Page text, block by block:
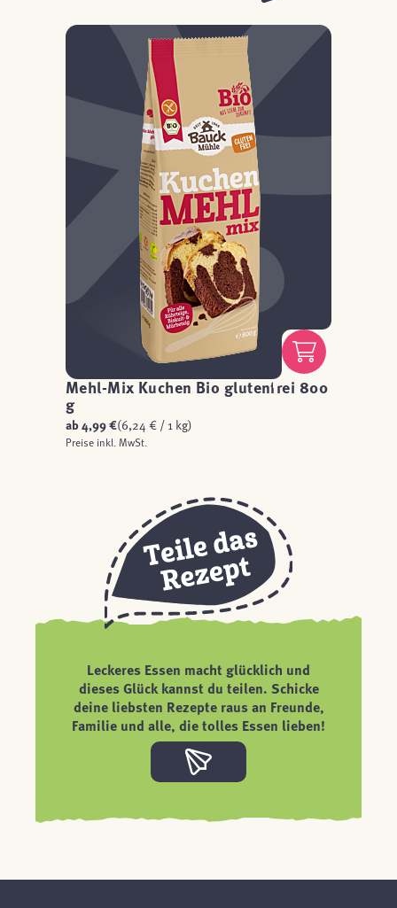
Mehl-Mix Kuchen Bio glutenfrei 800
g
ab4,99 €(6,24 € / 1 kg)
Preise inkl. MwSt.
Leckeres Essen macht glücklich und
dieses Glück kannst du teilen. Schicke
deine liebsten Rezepte raus an Freunde,
Familie und alle, die tolles Essen lieben!